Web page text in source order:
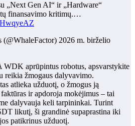
„Next Gen AI“ ir „Hardware“
finansavimo kritimų.…
(@WhaleFactor) 2026 m. birželio
aprūpintus robotus, apsvarstykite
reikia žmogaus dalyvavimo.
atlieka užduotį, o žmogus ją
ir apdoroja mokėjimus – tai
dalyvauja keli tarpininkai. Turint
likutį, ši grandinė supaprastina iki
patikrinus užduotį.